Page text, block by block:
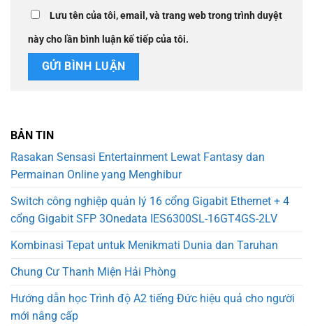
Lưu tên của tôi, email, và trang web trong trình duyệt
này cho lần bình luận kế tiếp của tôi.
BẢN TIN
Rasakan Sensasi Entertainment Lewat Fantasy dan
Permainan Online yang Menghibur
Switch công nghiệp quản lý 16 cổng Gigabit Ethernet + 4
cổng Gigabit SFP 3Onedata IES6300SL-16GT4GS-2LV
Kombinasi Tepat untuk Menikmati Dunia dan Taruhan
Chung Cư Thanh Miện Hải Phòng
Hướng dẫn học Trình độ A2 tiếng Đức hiệu quả cho người
mới nâng cấp